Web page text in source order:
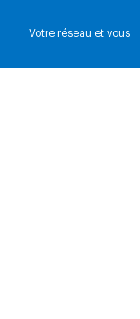
Votre réseau et vous